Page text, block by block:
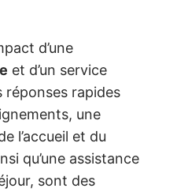
d’une
et d’un service
réponses rapides
une
l’accueil et du
qu’une assistance
sont des